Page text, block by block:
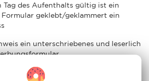
Tag des Aufenthalts gültig ist ein
Formular geklebt/geklammert ein
ein unterschriebenes und leserlich